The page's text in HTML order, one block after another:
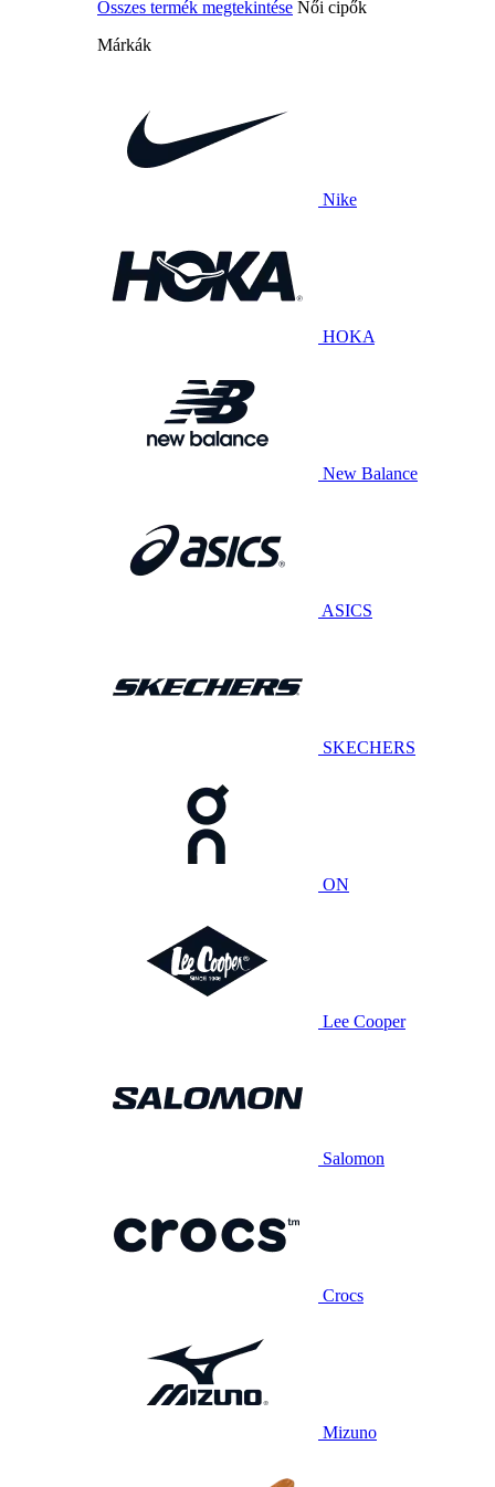
Összes termék megtekintése Női cipők
Márkák
Nike
HOKA
New Balance
ASICS
SKECHERS
ON
Lee Cooper
Salomon
Crocs
Mizuno